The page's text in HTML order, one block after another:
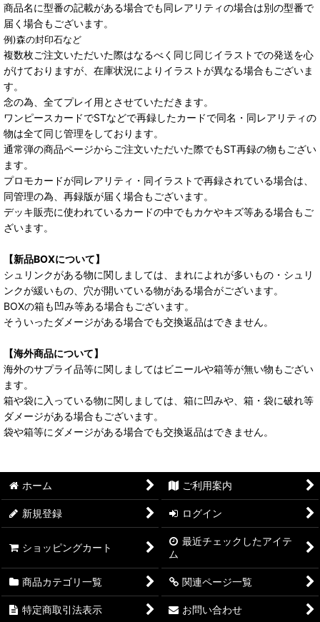
商品名に型番の記載がある場合でも同レアリティの場合は別の型番で
届く場合もございます。
例)森の封印石など
複数枚ご注文いただいた際はなるべく同じ同じイラストでの発送を心
がけておりますが、在庫状況によりイラストが異なる場合もございま
す。
念の為、全てプレイ用とさせていただきます。
ワンピースカードでSTなどで再録したカードで同名・同レアリティの
物は全て同じ管理をしております。
通常弾の商品ページからご注文いただいた際でもST再録の物もござい
ます。
プロモカードが同レアリティ・同イラストで再録されている場合は、
同管理の為、再録版が届く場合もございます。
デッキ販売に使われているカードの中でもカケやキズ等ある場合もご
ざいます。
【新品BOXについて】
シュリンクがある物に関しましては、まれによれが多いもの・シュリ
ンクが緩いもの、穴が開いている物がある場合がございます。
BOXの箱も凹み等ある場合もございます。
そういったダメージがある場合でも交換返品はできません。
【海外商品について】
海外のサプライ品等に関しましてはビニールや箱等が無い物もござい
ます。
箱や袋に入っている物に関しましては、箱に凹みや、箱・袋に破れ等
ダメージがある場合もございます。
袋や箱等にダメージがある場合でも交換返品はできません。
ホーム ご利用案内
新規登録 ログイン
ショッピングカート
最近チェックしたアイテ
ム
商品カテゴリ一覧 関連ページ一覧
特定商取引法表示 お問い合わせ